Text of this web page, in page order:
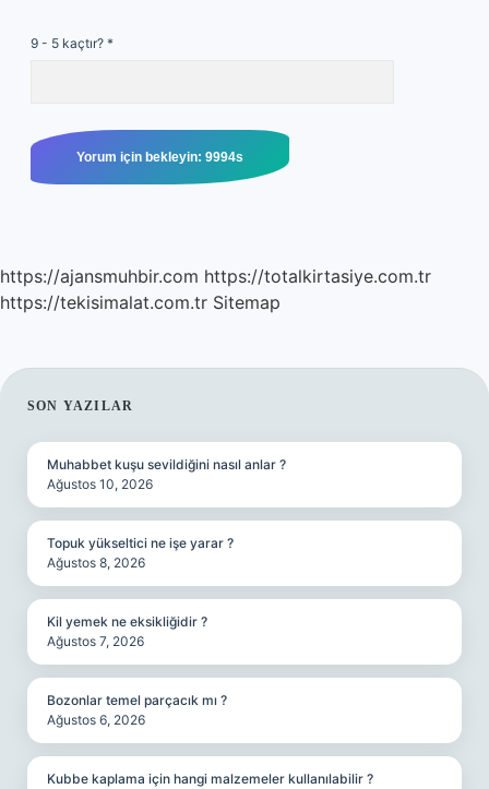
9 - 5 kaçtır? *
https://ajansmuhbir.com https://totalkirtasiye.com.tr
https://tekisimalat.com.tr Sitemap
SIDEBAR
SON YAZILAR
Muhabbet kuşu sevildiğini nasıl anlar ?
Ağustos 10, 2026
Topuk yükseltici ne işe yarar ?
Ağustos 8, 2026
Kil yemek ne eksikliğidir ?
Ağustos 7, 2026
Bozonlar temel parçacık mı ?
Ağustos 6, 2026
Kubbe kaplama için hangi malzemeler kullanılabilir ?